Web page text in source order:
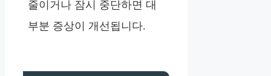
줄이거나 잠시 중단하면 대
부분 증상이 개선됩니다.